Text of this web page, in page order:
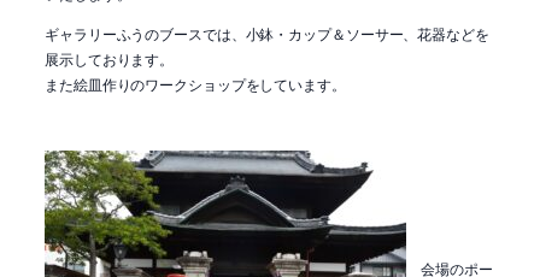
ギャラリーふうのブースでは、小鉢・カップ＆ソーサー、花器などを
展示しております。
また絵皿作りのワークショップをしています。
会場のポー